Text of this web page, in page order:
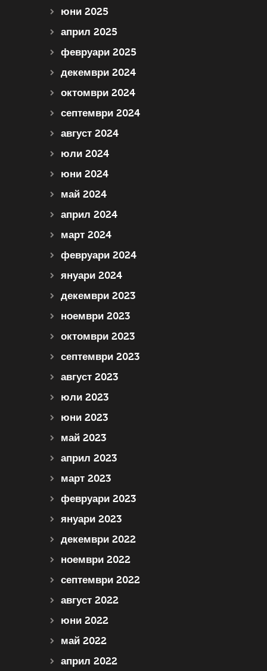
юни 2025
април 2025
февруари 2025
декември 2024
октомври 2024
септември 2024
август 2024
юли 2024
юни 2024
май 2024
април 2024
март 2024
февруари 2024
януари 2024
декември 2023
ноември 2023
октомври 2023
септември 2023
август 2023
юли 2023
юни 2023
май 2023
април 2023
март 2023
февруари 2023
януари 2023
декември 2022
ноември 2022
септември 2022
август 2022
юни 2022
май 2022
април 2022